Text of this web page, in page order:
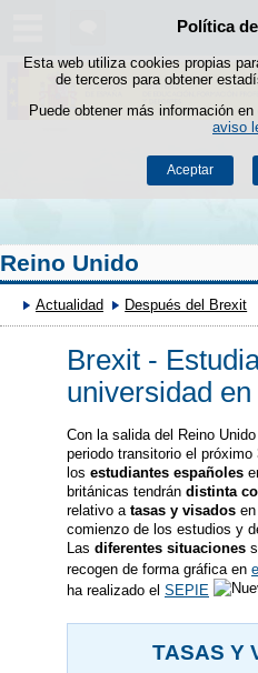
Política
Esta web utiliza cookies propias
de terceros para obtener
Puede obtener más información
aviso
Aceptar
Reino Unido
Actualidad Después del Brexit
Brexit -
universidad
Con la salida del Reino
periodo transitorio el próximo
los estudiantes españoles
británicas tendrán distinta
relativo a tasas y visados
comienzo de los estudios y
Las diferentes situaciones
recogen de forma gráfica en
ha realizado el SEPIE
TASAS Y